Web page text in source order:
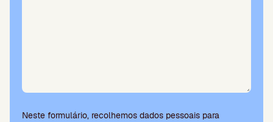
Neste formulário, recolhemos dados pessoais para